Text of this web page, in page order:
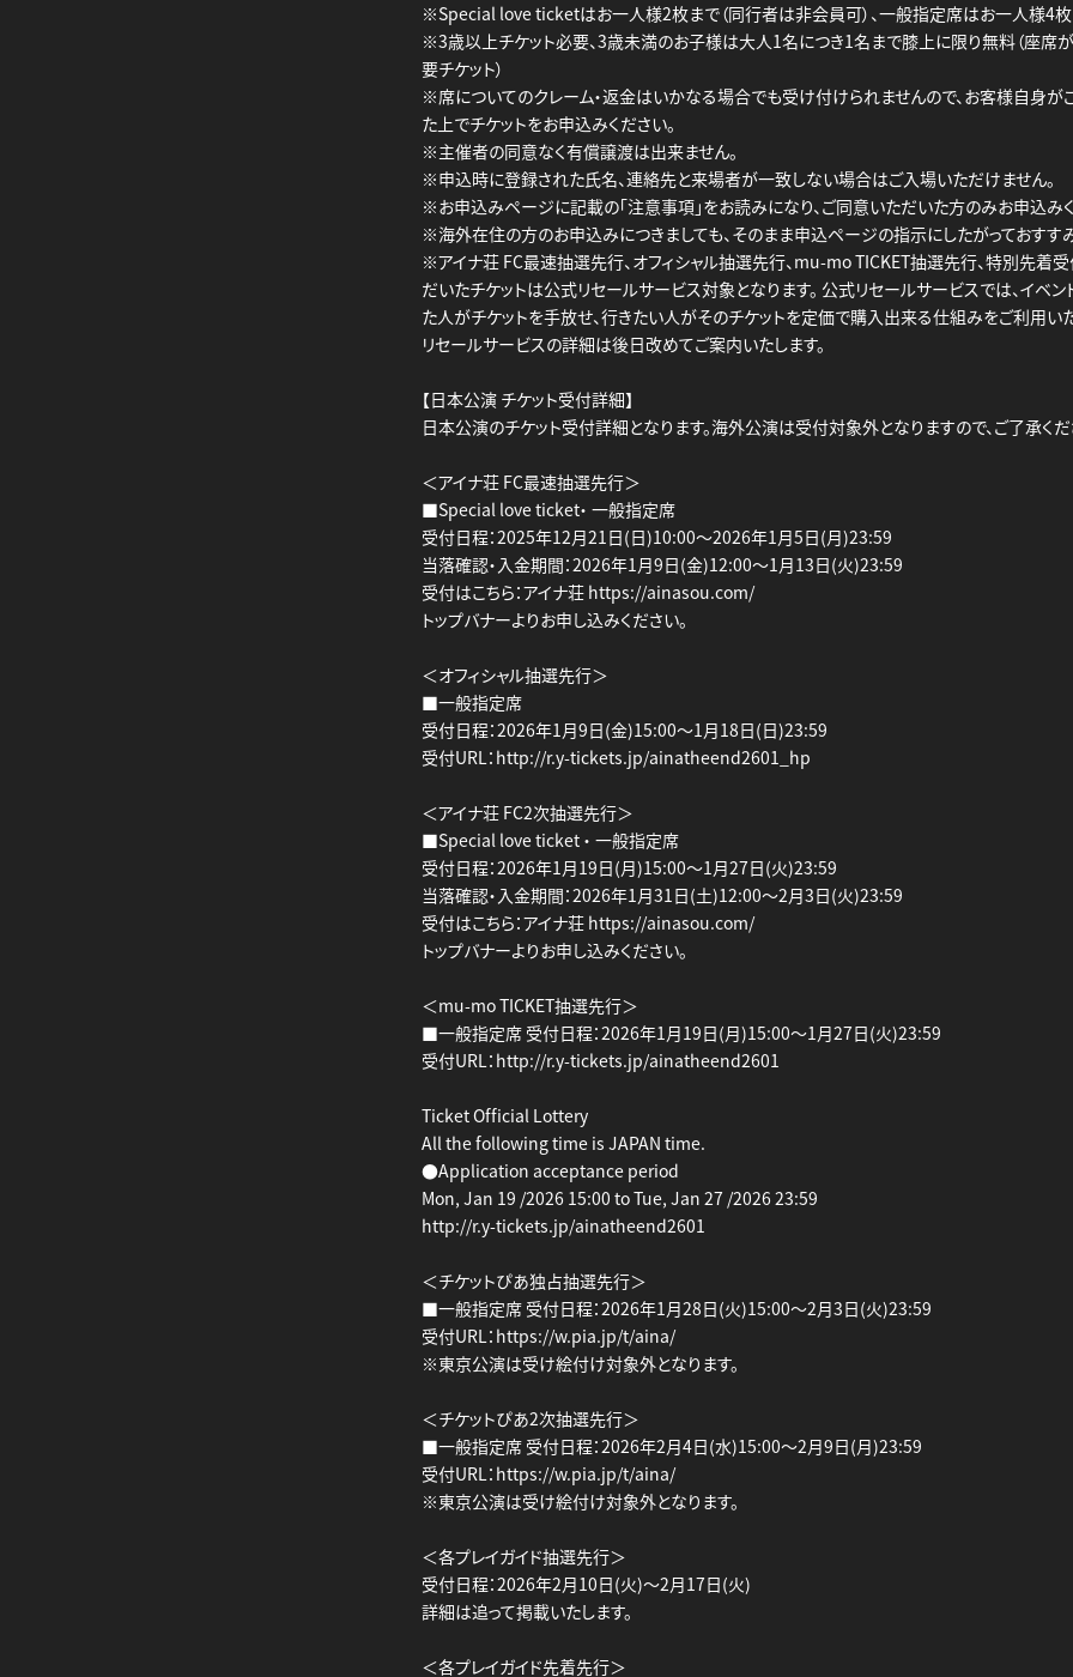
※Special love ticketはお一人様2枚まで（同行者は非会員可）、一般指定席はお一人様4
※3歳以上チケット必要、3歳未満のお子様は大人1名につき1名まで膝上に限り無料（座席
要チケット）
※席についてのクレーム・返金はいかなる場合でも受け付けられませんので、お客様自身が
た上でチケットをお申込みください。
※主催者の同意なく有償譲渡は出来ません。
※申込時に登録された氏名、連絡先と来場者が一致しない場合はご入場いただけません。
※お申込みページに記載の「注意事項」をお読みになり、ご同意いただいた方のみお申込み
※海外在住の方のお申込みにつきましても、そのまま申込ページの指示にしたがっておすす
※アイナ荘 FC最速抽選先行、オフィシャル抽選先行、mu-mo TICKET抽選先行、特別先着
だいたチケットは公式リセールサービス対象となります。 公式リセールサービスでは、イベン
た人がチケットを手放せ、行きたい人がそのチケットを定価で購入出来る仕組みをご利用い
リセールサービスの詳細は後日改めてご案内いたします。
【日本公演 チケット受付詳細】
日本公演のチケット受付詳細となります。海外公演は受付対象外となりますので、ご了承くだ
＜アイナ荘 FC最速抽選先行＞
■Special love ticket・ 一般指定席
受付日程：2025年12月21日(日)10:00～2026年1月5日(月)23:59
当落確認・入金期間：2026年1月9日(金)12:00～1月13日(火)23:59
受付はこちら：アイナ荘 https://ainasou.com/
トップバナーよりお申し込みください。
＜オフィシャル抽選先行＞
■一般指定席
受付日程：2026年1月9日(金)15:00～1月18日(日)23:59
受付URL：http://r.y-tickets.jp/ainatheend2601_hp
＜アイナ荘 FC2次抽選先行＞
■Special love ticket ・ 一般指定席
受付日程：2026年1月19日(月)15:00～1月27日(火)23:59
当落確認・入金期間：2026年1月31日(土)12:00～2月3日(火)23:59
受付はこちら：アイナ荘 https://ainasou.com/
トップバナーよりお申し込みください。
＜mu-mo TICKET抽選先行＞
■一般指定席 受付日程：2026年1月19日(月)15:00～1月27日(火)23:59
受付URL：http://r.y-tickets.jp/ainatheend2601
Ticket Official Lottery
All the following time is JAPAN time.
●Application acceptance period
Mon, Jan 19 /2026 15:00 to Tue, Jan 27 /2026 23:59
http://r.y-tickets.jp/ainatheend2601
＜チケットぴあ独占抽選先行＞
■一般指定席 受付日程：2026年1月28日(火)15:00～2月3日(火)23:59
受付URL：https://w.pia.jp/t/aina/
※東京公演は受け絵付け対象外となります。
＜チケットぴあ2次抽選先行＞
■一般指定席 受付日程：2026年2月4日(水)15:00～2月9日(月)23:59
受付URL：https://w.pia.jp/t/aina/
※東京公演は受け絵付け対象外となります。
＜各プレイガイド抽選先行＞
受付日程：2026年2月10日(火)～2月17日(火)
詳細は追って掲載いたします。
＜各プレイガイド先着先行＞